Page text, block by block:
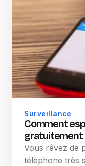
Surveillance
Comment
gratuitement
Vous rêvez de
téléphone très